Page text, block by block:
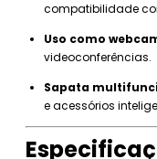
compatibilidade
Uso como
videoconferências.
Sapata
e acessórios